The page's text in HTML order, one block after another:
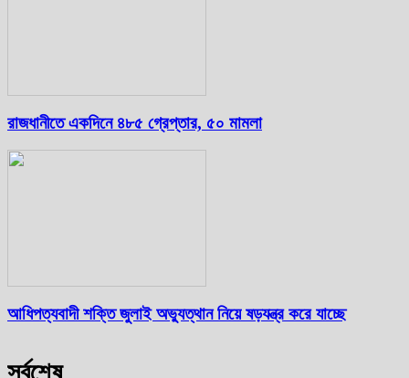
রাজধানীতে একদিনে ৪৮৫ গ্রেপ্তার, ৫০ মামলা
আধিপত্যবাদী শক্তি জুলাই অভ্যুত্থান নিয়ে ষড়যন্ত্র করে যাচ্ছে